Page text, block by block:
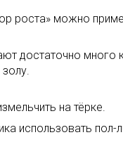
роста» можно
достаточно много
на тёрке.
использовать пол-